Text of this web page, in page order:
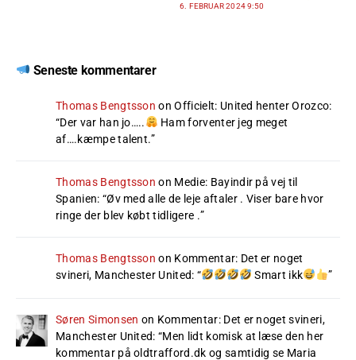
6. FEBRUAR 2024 9:50
Seneste kommentarer
Thomas Bengtsson onOfficielt: United henter Orozco:
“Der var han jo…..
Ham forventer jeg meget
af….kæmpe talent.”
Thomas Bengtsson on Medie: Bayindir på vej til
Spanien: “Øv med alle de leje aftaler . Viser bare hvor
ringe der blev købt tidligere .”
Thomas Bengtsson on Kommentar: Det er noget
svineri, Manchester United: “ Smart ikk ”
Søren Simonsen on Kommentar: Det er noget svineri,
Manchester United: “Men lidt komisk at læse den her
kommentar på oldtrafford.dk og samtidig se Maria